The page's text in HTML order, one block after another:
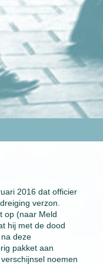
2016 dat officier
verzon.
op (naar Meld
hij met de dood
deze
pakket aan
noemen